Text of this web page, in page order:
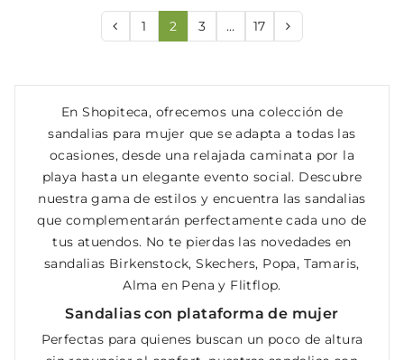
1 2 3 … 17
En Shopiteca, ofrecemos una colección de
sandalias para mujer que se adapta a todas las
ocasiones, desde una relajada caminata por la
playa hasta un elegante evento social. Descubre
nuestra gama de estilos y encuentra las sandalias
que complementarán perfectamente cada uno de
tus atuendos. No te pierdas las novedades en
sandalias Birkenstock, Skechers, Popa, Tamaris,
Alma en Pena y Flitflop.
Sandalias con plataforma de mujer
Perfectas para quienes buscan un poco de altura